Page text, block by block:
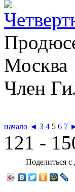
Москва
Член
начало ◄ 3 4 5 6 7
121 -
Поделиться с